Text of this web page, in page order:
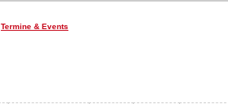
Termine & Events